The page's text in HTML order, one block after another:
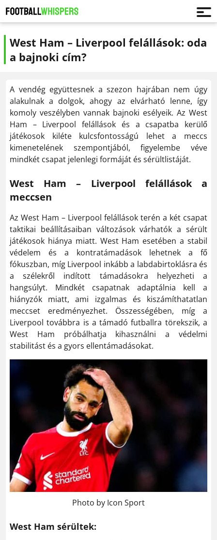
West Ham – Liverpool felállások: oda
a bajnoki cím?
A vendég együttesnek a szezon hajrában nem úgy
alakulnak a dolgok, ahogy az elvárható lenne, így
komoly veszélyben vannak bajnoki esélyeik. Az West
Ham – Liverpool felállások és a csapatba kerülő
játékosok kiléte kulcsfontosságú lehet a meccs
kimenetelének szempontjából, figyelembe véve
mindkét csapat jelenlegi formáját és sérültlistáját.
West Ham – Liverpool felállások a
meccsen
Az West Ham – Liverpool felállások terén a két csapat
taktikai beállításaiban változások várhatók a sérült
játékosok hiánya miatt. West Ham esetében a stabil
védelem és a kontratámadások lehetnek a fő
fókuszban, míg Liverpool inkább a labdabirtoklásra és
a szélekről indított támadásokra helyezheti a
hangsúlyt. Mindkét csapatnak adaptálnia kell a
hiányzók miatt, ami izgalmas és kiszámíthatatlan
meccset eredményezhet. Összességében, míg a
Liverpool továbbra is a támadó futballra törekszik, a
West Ham próbálhatja kihasználni a védelmi
stabilitást és a gyors ellentámadásokat.
Photo by Icon Sport
West Ham sérültek: